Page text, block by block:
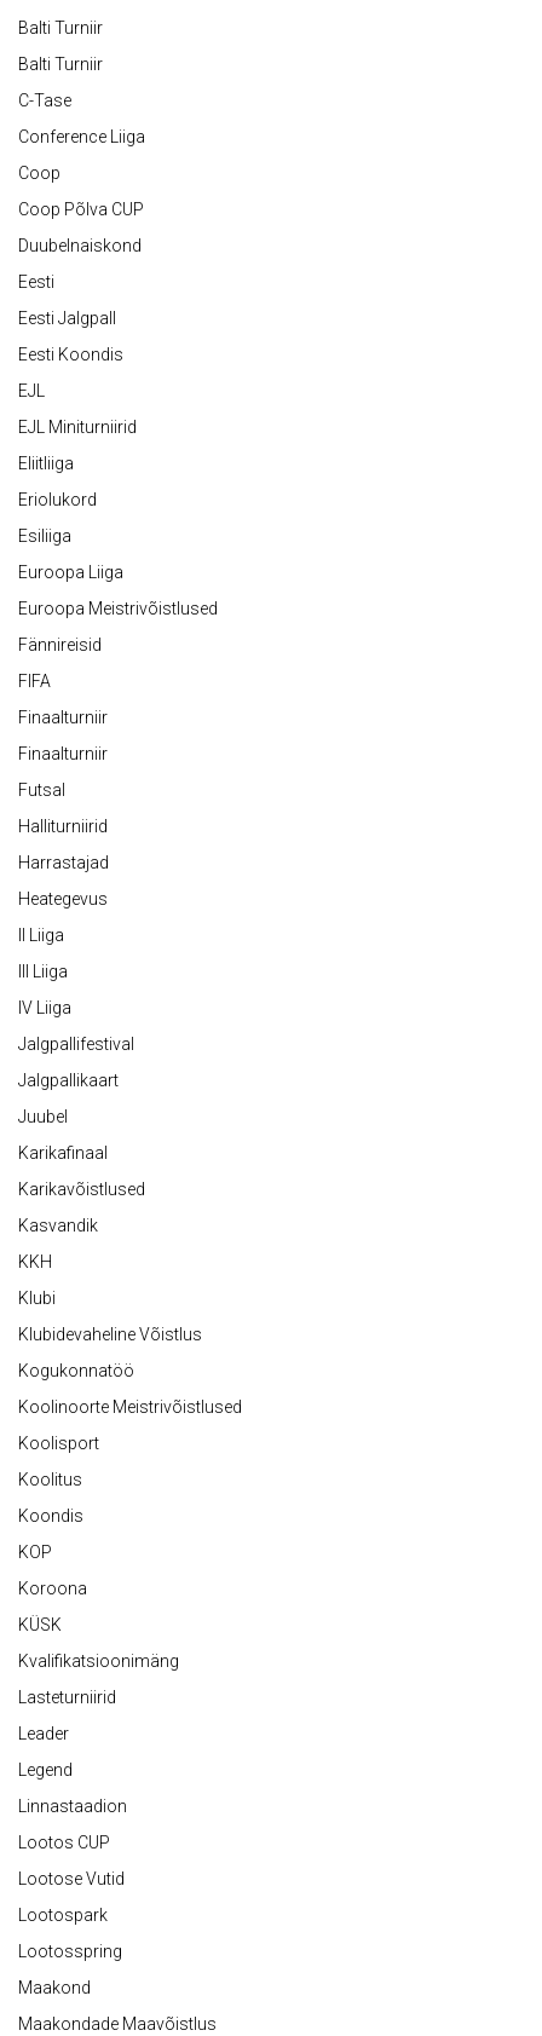
Balti Turniir
Balti Turniir
C-Tase
Conference Liiga
Coop
Coop Põlva CUP
Duubelnaiskond
Eesti
Eesti Jalgpall
Eesti Koondis
EJL
EJL Miniturniirid
Eliitliiga
Eriolukord
Esiliiga
Euroopa Liiga
Euroopa Meistrivõistlused
Fännireisid
FIFA
Finaalturniir
Finaalturniir
Futsal
Halliturniirid
Harrastajad
Heategevus
II Liiga
III Liiga
IV Liiga
Jalgpallifestival
Jalgpallikaart
Juubel
Karikafinaal
Karikavõistlused
Kasvandik
KKH
Klubi
Klubidevaheline Võistlus
Kogukonnatöö
Koolinoorte Meistrivõistlused
Koolisport
Koolitus
Koondis
KOP
Koroona
KÜSK
Kvalifikatsioonimäng
Lasteturniirid
Leader
Legend
Linnastaadion
Lootos CUP
Lootose Vutid
Lootospark
Lootosspring
Maakond
Maakondade Maavõistlus